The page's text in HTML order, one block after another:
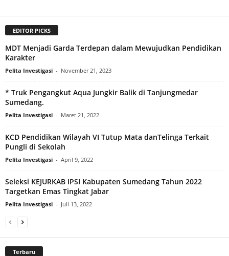
EDITOR PICKS
MDT Menjadi Garda Terdepan dalam Mewujudkan Pendidikan
Karakter
Pelita Investigasi - November 21, 2023
* Truk Pengangkut Aqua Jungkir Balik di Tanjungmedar
Sumedang.
Pelita Investigasi - Maret 21, 2022
KCD Pendidikan Wilayah VI Tutup Mata danTelinga Terkait
Pungli di Sekolah
Pelita Investigasi - April 9, 2022
Seleksi KEJURKAB IPSI Kabupaten Sumedang Tahun 2022
Targetkan Emas Tingkat Jabar
Pelita Investigasi - Juli 13, 2022
Terbaru